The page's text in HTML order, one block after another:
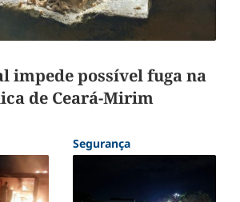
impede possível fuga na
de Ceará-Mirim
Segurança